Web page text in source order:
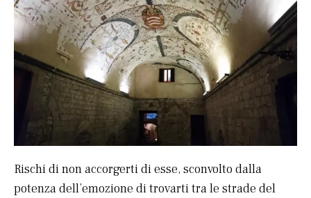
Rischi di non accorgerti di esse, sconvolto dalla
potenza dell’emozione di trovarti tra le strade del